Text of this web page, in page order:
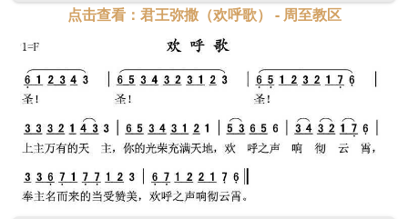
点击查看：君王弥撒（欢呼歌） - 周至教区